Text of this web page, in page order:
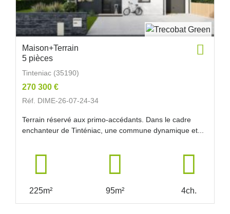
Maison+Terrain
5 pièces
Tinteniac (35190)
270 300 €
Réf. DIME-26-07-24-34
Terrain réservé aux primo-accédants. Dans le cadre
enchanteur de Tinténiac, une commune dynamique et...
225m² 95m² 4ch.